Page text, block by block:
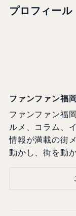
プロフィール
ファンファン福
ファンファン福
ルメ、コラム、
情報が満載の街
動かし、街を動